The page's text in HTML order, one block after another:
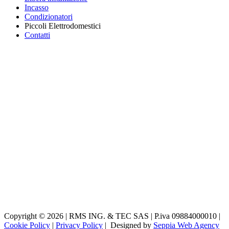
Incasso
Condizionatori
Piccoli Elettrodomestici
Contatti
Copyright © 2026 | RMS ING. & TEC SAS | P.iva 09884000010 |
Cookie Policy | Privacy Policy | Designed by Seppia Web Agency